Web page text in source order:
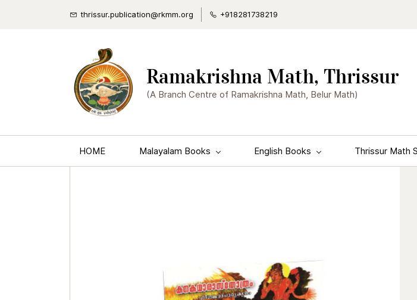
thrissur.publication@rkmm.org +918281738219
Ramakrishna Math, Thrissur
(A Branch Centre of Ramakrishna Math, Belur Math)
HOME Malayalam Books English Books Thrissur Math